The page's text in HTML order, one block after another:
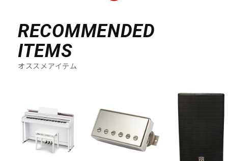
中古
RECOMMENDED
ITEMS
オススメアイテム